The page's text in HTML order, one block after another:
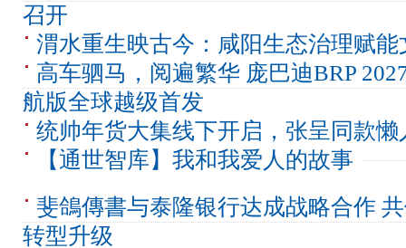
召开
渭水重生映古今：咸阳生态治理赋
高车驷马，阅遍繁华 庞巴迪BRP
航版全球越级首发
统帅年货大集线下开启，张呈同款
【通世智库】我和我爱人的故事
斐鴿傳書与泰隆银行达成战略合作
转型升级